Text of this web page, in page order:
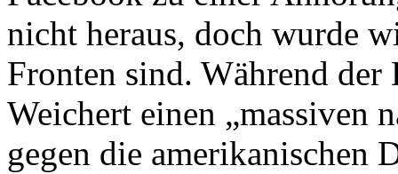
nicht heraus, doch wurde
Fronten sind. Während
Weichert einen „massiven
gegen die amerikanischen